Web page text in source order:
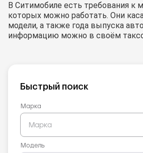
В Ситимобиле есть требования к
которых можно работать. Они
модели, а также года выпуска
информацию можно в своём
Быстрый поиск
Марка
Модель